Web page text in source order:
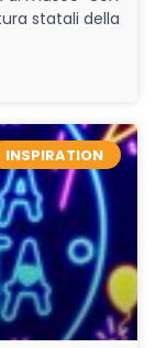
statali della
INSPIRATION